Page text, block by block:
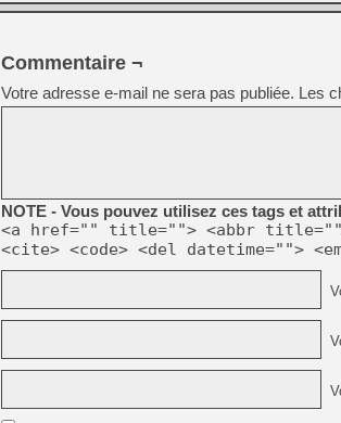
Commentaire ¬
Votre adresse e-mail ne sera pas publiée. Les
NOTE - Vous pouvez utilisez ces tags et
<a href="" title=""> <abbr
<cite> <code> <del datetime="">